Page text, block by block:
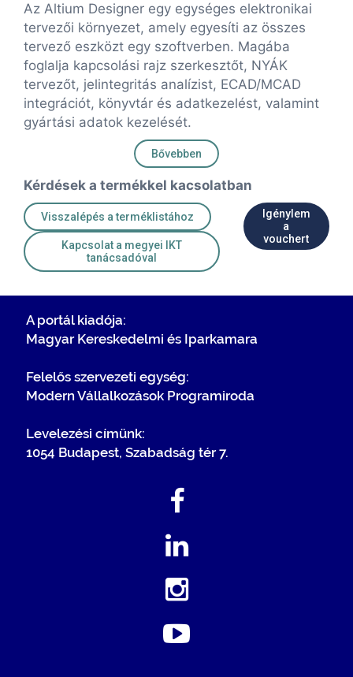
Az Altium Designer egy egységes elektronikai
tervezői környezet, amely egyesíti az összes
tervező eszközt egy szoftverben. Magába
foglalja kapcsolási rajz szerkesztőt, NYÁK
tervezőt, jelintegritás analízist, ECAD/MCAD
integrációt, könyvtár és adatkezelést, valamint
gyártási adatok kezelését.
Bővebben
Kérdések a termékkel kacsolatban
Visszalépés a terméklistához
Kapcsolat a megyei IKT
tanácsadóval
Igénylem
a
vouchert
A portál kiadója:
Magyar Kereskedelmi és Iparkamara
Felelős szervezeti egység:
Modern Vállalkozások Programiroda
Levelezési címünk:
1054 Budapest, Szabadság tér 7.